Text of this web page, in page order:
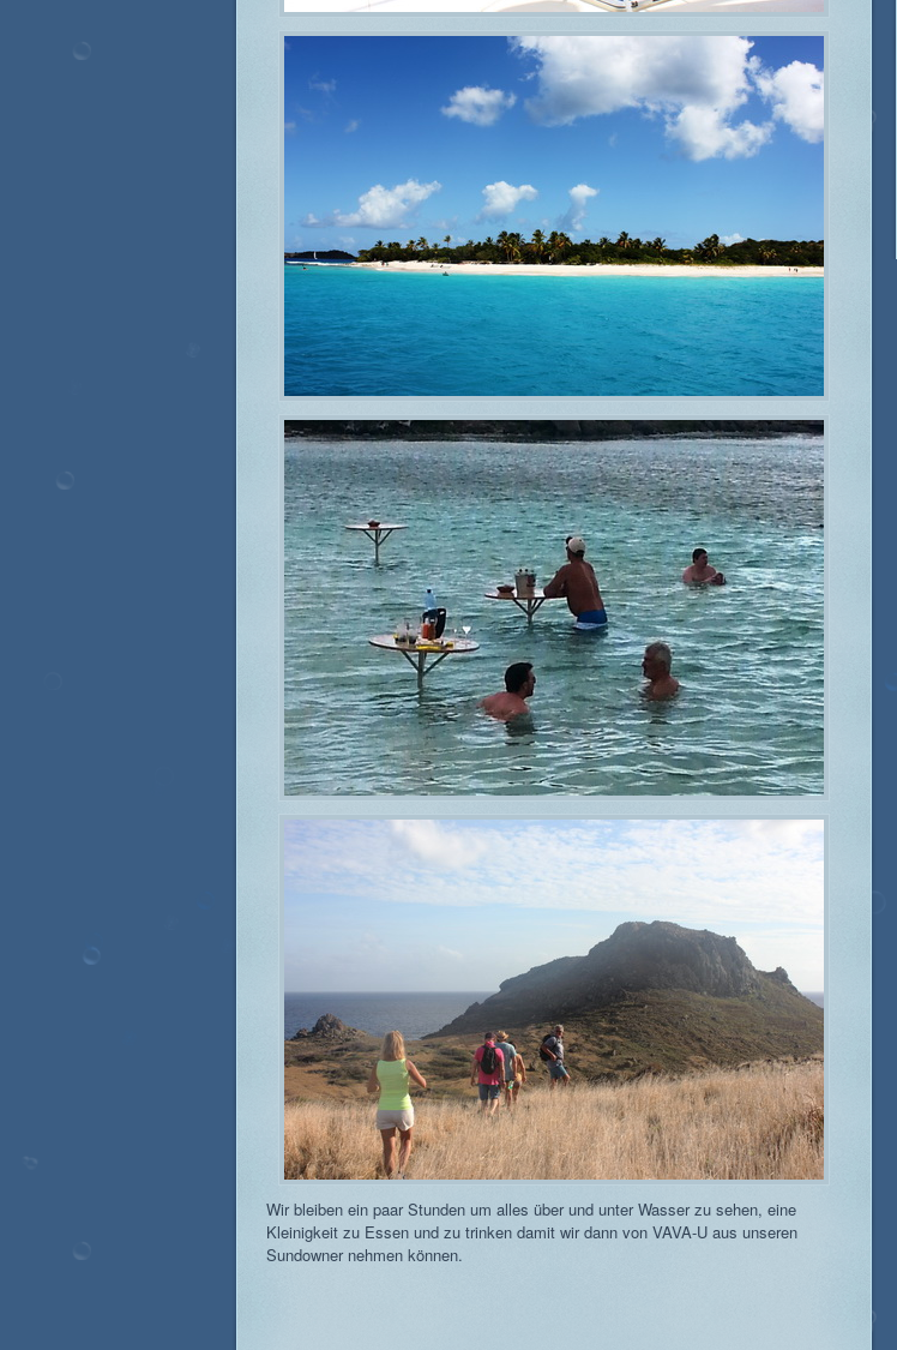
Wir bleiben ein paar Stunden um alles über und unter Wasser zu sehen, eine
Kleinigkeit zu Essen und zu trinken damit wir dann von VAVA-U aus unseren
Sundowner nehmen können.